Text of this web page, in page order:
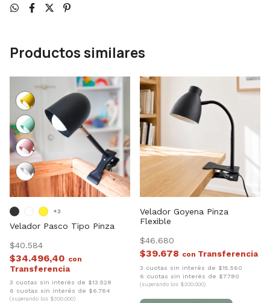
Productos similares
Velador Pasco Tipo Pinza
$40.584
$34.496,40 con
3 cuotas sin interés de $13.528
6 cuotas sin interés de $6.764
(superando los $300.000)
+3
Velador Goyena Pinza
Flexible
$46.680
$39.678 con
3 cuotas sin interés de $15.560
6 cuotas sin interés de $7.780
(superando los $300.000)